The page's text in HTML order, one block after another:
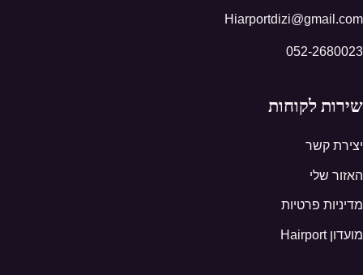
Hiarportdizi@gmail.com
052-2680023
שירות לקוחות
יצירת קשר
האזור שלי
מדיניות פרטיות
מועדון Hairport